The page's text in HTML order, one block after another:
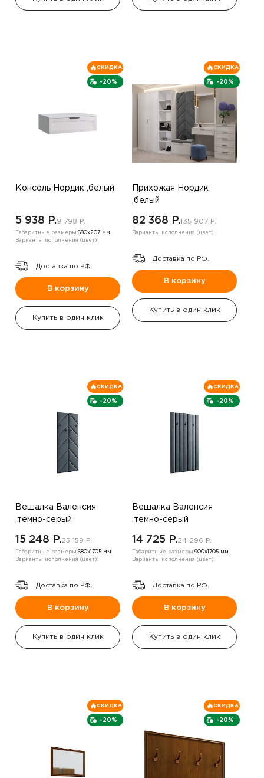
-20%
СКИДКА
Консоль Нордик ,белый
5 938 P.9 798 P.
Габаритные размеры:680х207 мм
Варианты исполнения (цвет):
Доставка по РФ.
В корзину
Купить в один клик
-20%
СКИДКА
Прихожая Нордик
,белый
82 368 P.135 907 P.
Варианты исполнения (цвет):
Доставка по РФ.
В корзину
Купить в один клик
-20%
СКИДКА
Вешалка Валенсия
,темно-серый
15 248 P.25 159 P.
Габаритные размеры:680х1705 мм
Варианты исполнения (цвет):
Доставка по РФ.
В корзину
Купить в один клик
-20%
СКИДКА
Вешалка Валенсия
,темно-серый
14 725 P.24 296 P.
Габаритные размеры:900х1705 мм
Варианты исполнения (цвет):
Доставка по РФ.
В корзину
Купить в один клик
-20%
СКИДКА
-20%
СКИДКА